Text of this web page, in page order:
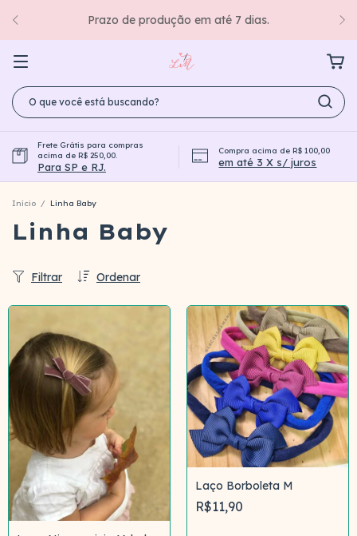
Prazo de produção em até 7 dias.
Frete Grátis para compras
acima de R$ 250,00.
Para SP e RJ.
Compra acima de R$ 100,00
em até 3 X s/ juros
Início / Linha Baby
Linha Baby
Ordenar
Filtrar
Laço Borboleta M
R$11,90